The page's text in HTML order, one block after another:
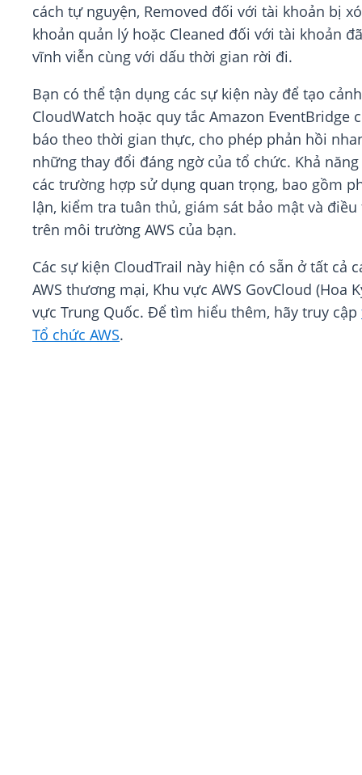
cách tự nguyện, Removed đối với tài khoản bị
khoản quản lý hoặc Cleaned đối với tài khoản
vĩnh viễn cùng với dấu thời gian rời đi.
Bạn có thể tận dụng các sự kiện này để tạo
CloudWatch hoặc quy tắc Amazon EventBridge
báo theo thời gian thực, cho phép phản hồi
những thay đổi đáng ngờ của tổ chức. Khả
các trường hợp sử dụng quan trọng, bao gồm
lận, kiểm tra tuân thủ, giám sát bảo mật và
trên môi trường AWS của bạn.
Các sự kiện CloudTrail này hiện có sẵn ở tất cả
AWS thương mại, Khu vực AWS GovCloud (Hoa
vực Trung Quốc. Để tìm hiểu thêm, hãy truy cập
Tổ chức AWS.